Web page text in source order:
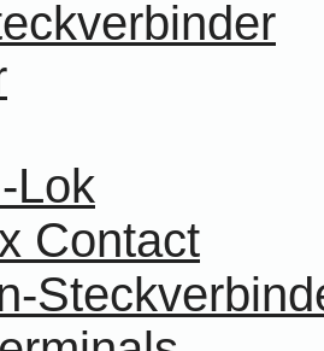
Lok
Contact